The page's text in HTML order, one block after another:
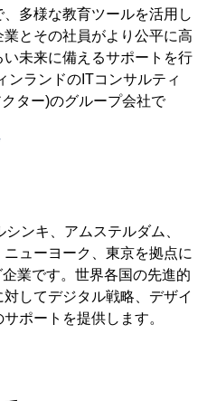
多様な教育ツールを活用し
とその社員がより公平に高
未来に備えるサポートを行
ンランドのITコンサルティ
ター)のグループ会社で
ンキ、アムステルダム、
ューヨーク、東京を拠点に
業です。世界各国の先進的
してデジタル戦略、デザイ
ポートを提供します。